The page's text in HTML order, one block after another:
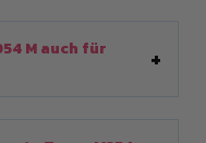
M auch für